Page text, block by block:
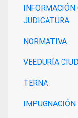
INFORMACIÓN
JUDICATURA
NORMATIVA
VEEDURÍA
TERNA